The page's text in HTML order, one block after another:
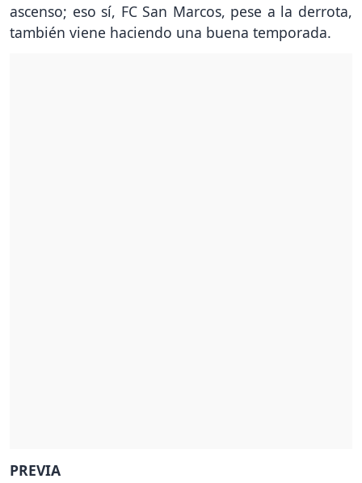
ascenso; eso sí, FC San Marcos, pese a la derrota,
también viene haciendo una buena temporada.
PREVIA